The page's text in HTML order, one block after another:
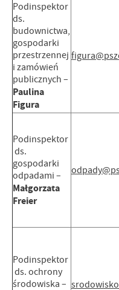
Podinspektor
ds.
budownictwa,
gospodarki
przestrzennej
i zamówień
publicznych –
Paulina
Figura
Podinspektor
ds.
gospodarki
odpadami –
Małgorzata
Freier
Podinspektor
ds. ochrony
środowiska –